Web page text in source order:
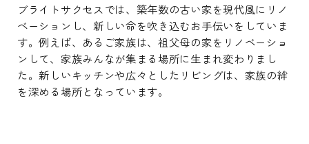
ブライトサクセスでは、築年数の古い家を現代風にリノ
ベーションし、新しい命を吹き込むお手伝いをしていま
す。例えば、あるご家族は、祖父母の家をリノベーショ
ンして、家族みんなが集まる場所に生まれ変わりまし
た。新しいキッチンや広々としたリビングは、家族の絆
を深める場所となっています。